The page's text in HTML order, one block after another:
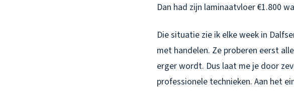
Dan had zijn laminaatvloer €1.800
Die situatie zie ik elke week in
met handelen. Ze proberen eerst
erger wordt. Dus laat me je door
professionele technieken. Aan het